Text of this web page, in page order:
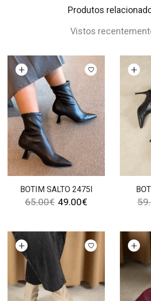
Produtos
Vistos
BOTIM SALTO 2475I
opções
65.00€ 49.00€
Ver
opções Ver